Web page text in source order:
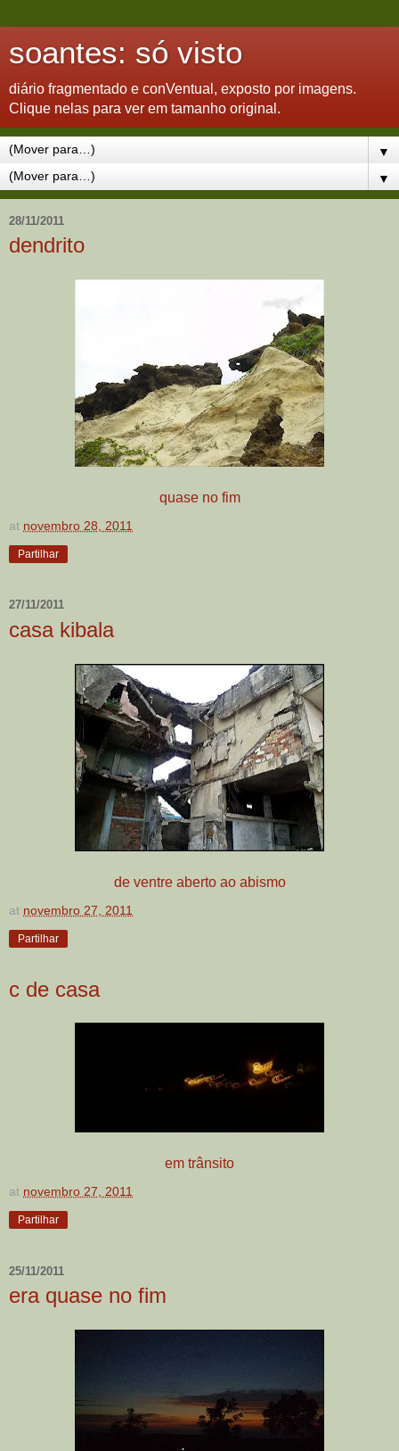
soantes: só visto
diário fragmentado e conVentual, exposto por imagens.
Clique nelas para ver em tamanho original.
▼
▼
28/11/2011
dendrito
quase no fim
at novembro 28, 2011
Partilhar
27/11/2011
casa kibala
de ventre aberto ao abismo
at novembro 27, 2011
Partilhar
c de casa
em trânsito
at novembro 27, 2011
Partilhar
25/11/2011
era quase no fim